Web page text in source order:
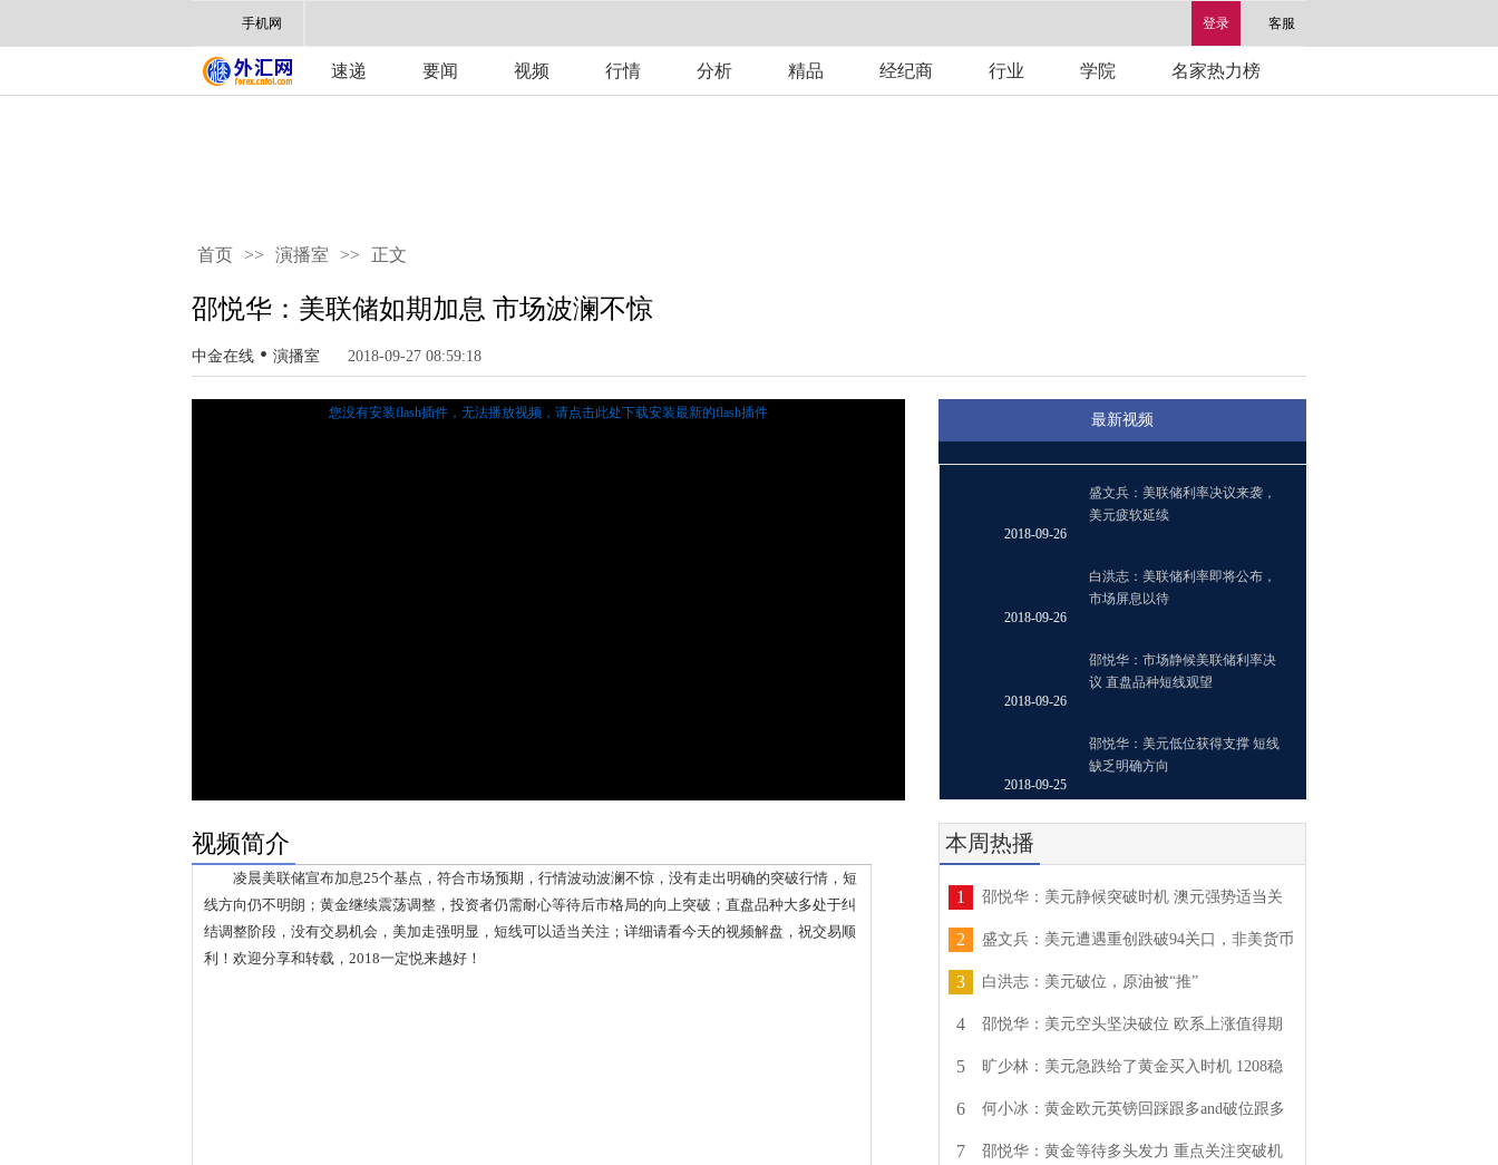
登录 客服
手机网
速递 要闻 视频 行情 分析 精品 经纪商 行业 学院 名家热力榜
首页 >> 演播室 >> 正文
邵悦华：美联储如期加息 市场波澜不惊
中金在线 • 演播室 2018-09-27 08:59:18
您没有安装flash插件，无法播放视频， 请点击此处下载安装最新的flash插件 最新视频
2018-09-26
盛文兵：美联储利率决议来袭，
美元疲软延续
2018-09-26
白洪志：美联储利率即将公布，
市场屏息以待
2018-09-26
邵悦华：市场静候美联储利率决
议 直盘品种短线观望
2018-09-25
邵悦华：美元低位获得支撑 短线
缺乏明确方向
视频简介
凌晨美联储宣布加息25个基点，符合市场预期，行情波动波澜不惊，没有走出明确的突破行情，短
线方向仍不明朗；黄金继续震荡调整，投资者仍需耐心等待后市格局的向上突破；直盘品种大多处于纠
结调整阶段，没有交易机会，美加走强明显，短线可以适当关注；详细请看今天的视频解盘，祝交易顺
利！欢迎分享和转载，2018一定悦来越好！
本周热播
1 邵悦华：美元静候突破时机 澳元强势适当关
2 盛文兵：美元遭遇重创跌破94关口，非美货币
3 白洪志：美元破位，原油被“推”
4 邵悦华：美元空头坚决破位 欧系上涨值得期
5 旷少林：美元急跌给了黄金买入时机 1208稳
6 何小冰：黄金欧元英镑回踩跟多and破位跟多
7 邵悦华：黄金等待多头发力 重点关注突破机